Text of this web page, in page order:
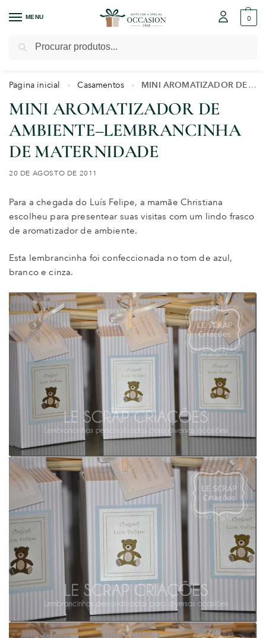
MENU 0
Pagina inicial » Casamentos » MINI AROMATIZADOR DE AMBIENTE–LEMBRANCINHA DE MATERNIDADE
MINI AROMATIZADOR DE
AMBIENTE–LEMBRANCINHA
DE MATERNIDADE
20 DE AGOSTO DE 2011
Para a chegada do Luís Felipe, a mamãe Christiana
escolheu para presentear suas visitas com um lindo frasco
de aromatizador de ambiente.
Esta lembrancinha foi confeccionada no tom de azul,
branco e cinza.